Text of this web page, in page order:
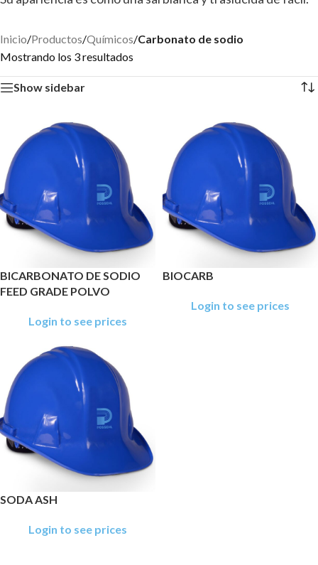
Inicio/Productos/Químicos/Carbonato de sodio
Mostrando los 3 resultados
Show sidebar
BICARBONATO DE SODIO
FEED GRADE POLVO
Login to see prices
BIOCARB
Login to see prices
SODA ASH
Login to see prices